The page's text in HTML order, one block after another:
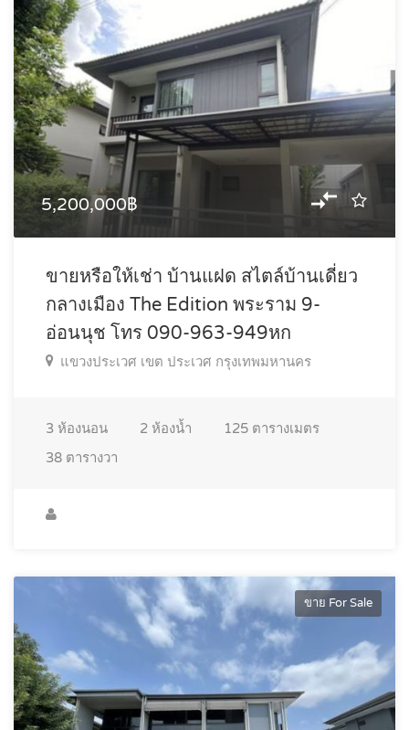
5,200,000฿
ขายหรือให้เช่า บ้านแฝด สไตล์บ้านเดี่ยว
กลางเมือง The Edition พระราม 9-
อ่อนนุช โทร 090-963-949หก
แขวงประเวศ เขต ประเวศ กรุงเทพมหานคร
3 ห้องนอน 2 ห้องน้ำ 125 ตารางเมตร
38 ตารางวา
ขาย For Sale